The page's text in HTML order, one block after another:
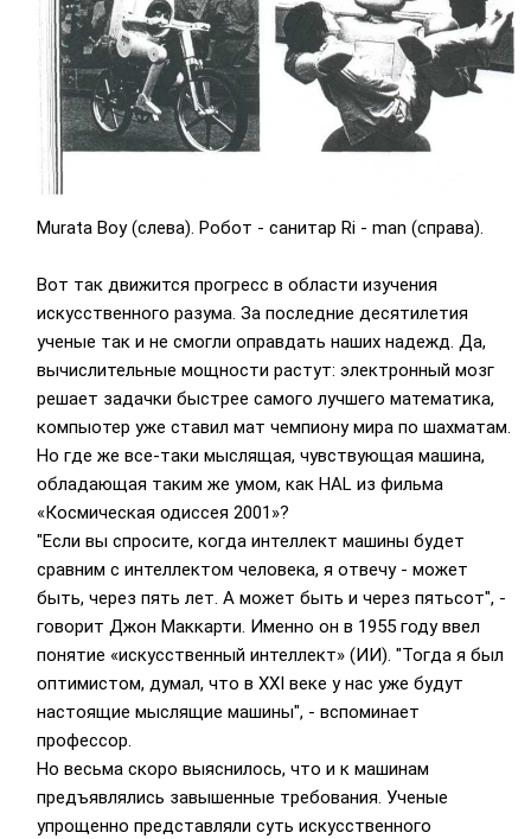
Murata Boy (слева). Робот - санитар Ri - man (справа).
Вот так движится прогресс в области изучения
искусственного разума. За последние десятилетия
ученые так и не смогли оправдать наших надежд. Да,
вычислительные мощности растут: электронный мозг
решает задачки быстрее самого лучшего математика,
компыотер уже ставил мат чемпиону мира по шахматам.
Но где же все-таки мыслящая, чувствующая машина,
обладающая таким же умом, как HAL из фильма
«Космическая одиссея 2001»?
"Если вы спросите, когда интеллект машины будет
сравним с интеллектом человека, я отвечу - может
быть, через пять лет. А может быть и через пятьсот", -
говорит Джон Маккарти. Именно он в 1955 году ввел
понятие «искусственный интеллект» (ИИ). "Тогда я был
оптимистом, думал, что в XXI веке у нас уже будут
настоящие мыслящие машины", - вспоминает
профессор.
Но весьма скоро выяснилось, что и к машинам
предъявлялись завышенные требования. Ученые
упрощенно представляли суть искусственного